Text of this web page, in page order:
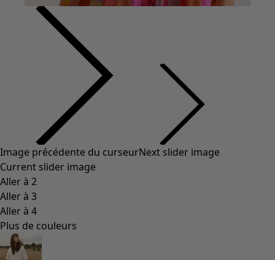
Image précédente du curseurNext slider image
Current slider image
Aller à 2
Aller à 3
Aller à 4
Plus de couleurs